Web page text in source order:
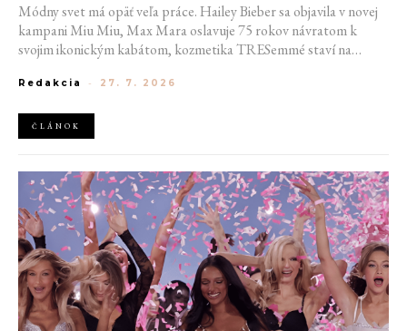
Módny svet má opäť veľa práce. Hailey Bieber sa objavila v novej
kampani Miu Miu, Max Mara oslavuje 75 rokov návratom k
svojim ikonickým kabátom, kozmetika TRESemmé staví na
a v San Franciscu pripravujú prvú veľkú americkú retrospektívu
Redakcia - 27. 7. 2026
ČLÁNOK